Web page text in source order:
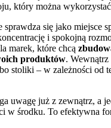
który można wykorzystać
sprawdza się jako miejsce
i spokojną
marek, które chcą
produktów.
stoliki – w zależności od
uwagę już z zewnątrz, a
w środku. To efektywna